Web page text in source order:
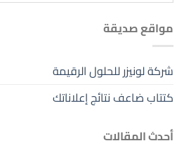
مواقع صديقة
شركة لونيزر للحلول الرقيمة
كتتاب ضاعف نتائج إعلاناتك
أحدث المقالات